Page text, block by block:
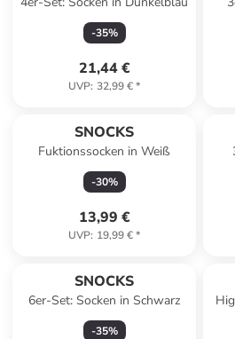
-35%
21,44 €
UVP: 32,99 €*
SNOCKS
Fuktionssocken in Weiß
-30%
13,99 €
UVP: 19,99 €*
SNOCKS
6er-Set: Socken in Schwarz
-35%